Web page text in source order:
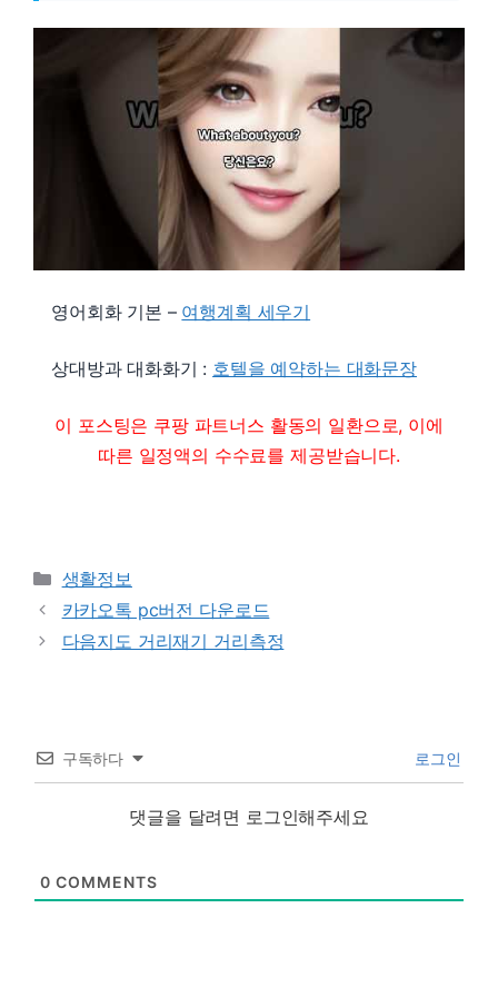
영어회화 기본 – 여행계획 세우기
상대방과 대화화기 : 호텔을 예약하는 대화문장
이 포스팅은 쿠팡 파트너스 활동의 일환으로, 이에
따른 일정액의 수수료를 제공받습니다.
Categories
생활정보
카카오톡 pc버전 다운로드
다음지도 거리재기 거리측정
구독하다 로그인
댓글을 달려면 로그인해주세요
0 COMMENTS